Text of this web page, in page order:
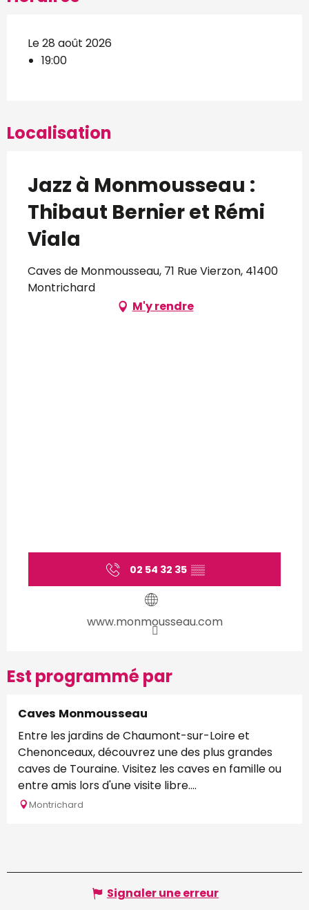
Le 28 août 2026
19:00
Localisation
Jazz à Monmousseau :
Thibaut Bernier et Rémi
Viala
Caves de Monmousseau, 71 Rue Vierzon, 41400
Montrichard
M'y rendre
02 54 32 35 ▒▒
www.monmousseau.com
Est programmé par
Caves Monmousseau
Entre les jardins de Chaumont-sur-Loire et
Chenonceaux, découvrez une des plus grandes
caves de Touraine. Visitez les caves en famille ou
entre amis lors d'une visite libre....
Montrichard
Signaler une erreur